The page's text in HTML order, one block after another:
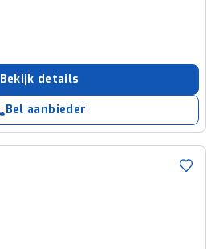
Bekijk details
Bel aanbieder